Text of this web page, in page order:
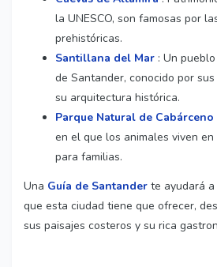
la UNESCO, son famosas por
prehistóricas.
Santillana del Mar : Un
de Santander, conocido por
su arquitectura histórica.
Parque Natural de Cabárceno
en el que los animales viven
para familias.
Una Guía de Santander te ayudará
que esta ciudad tiene que ofrecer,
sus paisajes costeros y su rica